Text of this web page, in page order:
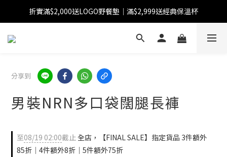
【FINAL SALE】指定商品低至38折
折實滿$2,000送LOGO野餐墊｜滿$2,999送經典保溫杯
【FINAL SALE】全單免運費
分享到
男裝NRN多口袋闊腿長褲
至08/19 02:00截止全店，【FINAL SALE】指定貨品 3件額外
85折｜4件額外8折｜5件額外75折